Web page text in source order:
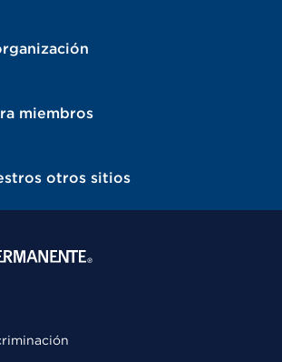
miembros
otros sitios